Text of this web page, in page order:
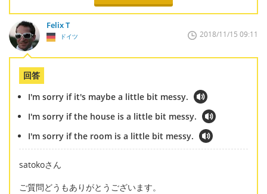
Felix T
ドイツ 2018/11/15 09:11
回答
I'm sorry if it's maybe a little bit messy.
I'm sorry if the house is a little bit messy.
I'm sorry if the room is a little bit messy.
satokoさん
ご質問どうもありがとうございます。